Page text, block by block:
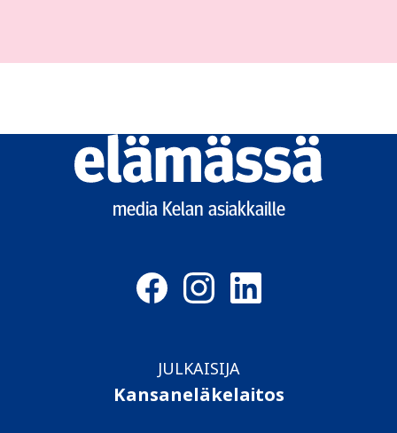
Elämässä
logo
media Kelan asiakkaille
JULKAISIJA
Kansaneläkelaitos